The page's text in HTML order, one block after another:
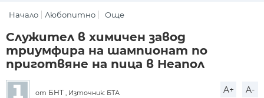
Начало Любопитно Още
Служител в химичен завод
триумфира на шампионат по
приготвяне на пица в Неапол
от БНТ , Източник: БТА A+ A-